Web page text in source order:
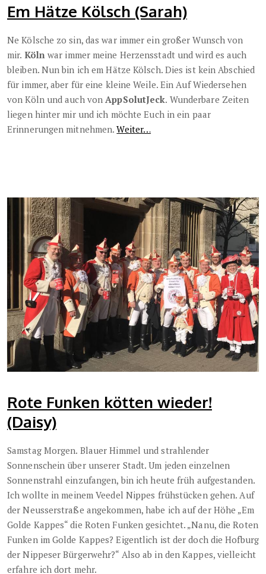
Em Hätze Kölsch (Sarah)
Ne Kölsche zo sin, das war immer ein großer Wunsch von
mir. Köln war immer meine Herzensstadt und wird es auch
bleiben. Nun bin ich em Hätze Kölsch. Dies ist kein Abschied
für immer, aber für eine kleine Weile. Ein Auf Wiedersehen
von Köln und auch von AppSolutJeck. Wunderbare Zeiten
liegen hinter mir und ich möchte Euch in ein paar
Erinnerungen mitnehmen.Weiter…
Rote Funken kötten wieder!
(Daisy)
Samstag Morgen. Blauer Himmel und strahlender
Sonnenschein über unserer Stadt. Um jeden einzelnen
Sonnenstrahl einzufangen, bin ich heute früh aufgestanden.
Ich wollte in meinem Veedel Nippes frühstücken gehen. Auf
der Neusserstraße angekommen, habe ich auf der Höhe „Em
Golde Kappes“ die Roten Funken gesichtet. „Nanu, die Roten
Funken im Golde Kappes? Eigentlich ist der doch die Hofburg
der Nippeser Bürgerwehr?“ Also ab in den Kappes, vielleicht
erfahre ich dort mehr.